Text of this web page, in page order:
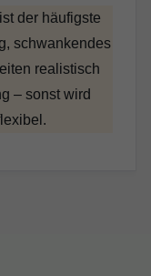
der häufigste
schwankendes
realistisch
– sonst wird